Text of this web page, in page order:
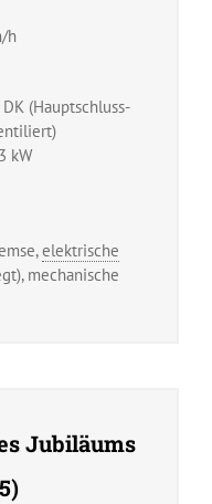
h
(Hauptschluss-
kW
elektrische
mechanische
Jubiläums